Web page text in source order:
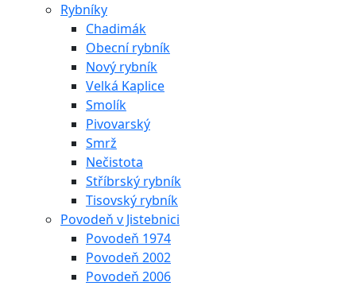
Rybníky
Chadimák
Obecní rybník
Nový rybník
Velká Kaplice
Smolík
Pivovarský
Smrž
Nečistota
Stříbrský rybník
Tisovský rybník
Povodeň v Jistebnici
Povodeň 1974
Povodeň 2002
Povodeň 2006